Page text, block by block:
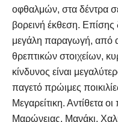
οφθαλμών, στα δέντρα
βορεινή έκθεση.
μεγάλη παραγωγή, από
θρεπτικών στοιχείων,
κίνδυνος είναι
παγετό πρώιμες
Μεγαρείτικη. Αντίθετα
Μαρώνειας, Μανάκι,